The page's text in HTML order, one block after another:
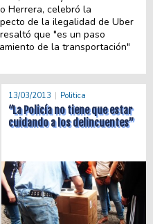
Herrera, celebró la
de la ilegalidad de Uber
que "es un paso
de la transportación"
13/03/2013 Politica
“La Policía no tiene que estar
cuidando a los delincuentes”